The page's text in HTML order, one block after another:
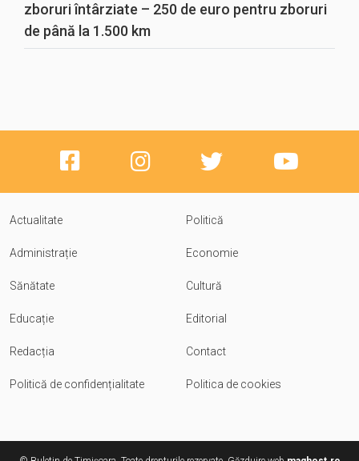
zboruri întârziate – 250 de euro pentru zboruri
de până la 1.500 km
Actualitate Politică
Administrație Economie
Sănătate Cultură
Educație Editorial
Redacția Contact
Politică de confidențialitate Politica de cookies